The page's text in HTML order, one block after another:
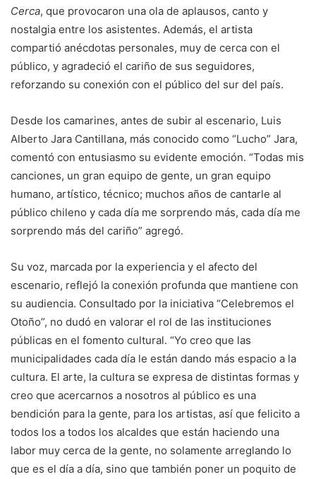
Cerca, que provocaron una ola de aplausos, canto y
nostalgia entre los asistentes. Además, el artista
compartió anécdotas personales, muy de cerca con el
público, y agradeció el cariño de sus seguidores,
reforzando su conexión con el público del sur del país.
Desde los camarines, antes de subir al escenario, Luis
Alberto Jara Cantillana, más conocido como “Lucho” Jara,
comentó con entusiasmo su evidente emoción. “Todas mis
canciones, un gran equipo de gente, un gran equipo
humano, artístico, técnico; muchos años de cantarle al
público chileno y cada día me sorprendo más, cada día me
sorprendo más del cariño” agregó.
Su voz, marcada por la experiencia y el afecto del
escenario, reflejó la conexión profunda que mantiene con
su audiencia. Consultado por la iniciativa “Celebremos el
Otoño”, no dudó en valorar el rol de las instituciones
públicas en el fomento cultural. “Yo creo que las
municipalidades cada día le están dando más espacio a la
cultura. El arte, la cultura se expresa de distintas formas y
creo que acercarnos a nosotros al público es una
bendición para la gente, para los artistas, así que felicito a
todos los a todos los alcaldes que están haciendo una
labor muy cerca de la gente, no solamente arreglando lo
que es el día a día, sino que también poner un poquito de